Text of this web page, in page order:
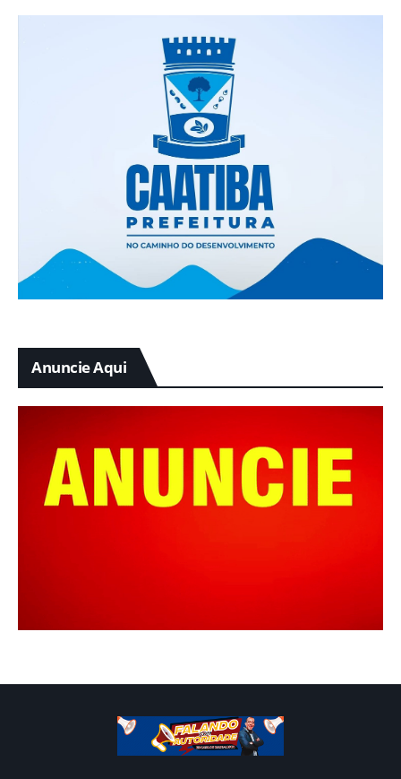
Anuncie Aqui